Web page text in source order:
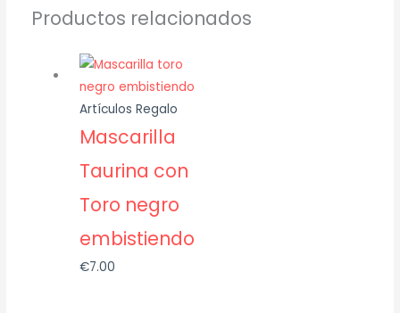
Productos relacionados
Artículos Regalo
Mascarilla
Taurina con
Toro negro
embistiendo
€7.00